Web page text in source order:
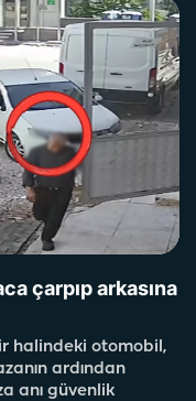
çarpıp arkasına
halindeki otomobil,
ardından
anı güvenlik